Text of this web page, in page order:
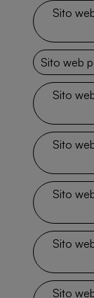
Sito
Sito web
Sito
Sito
Sito
Sito
Sito